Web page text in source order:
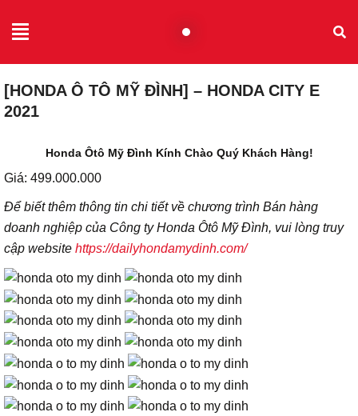
[HONDA Ô TÔ MỸ ĐÌNH] – HONDA CITY E
2021
Honda Ôtô Mỹ Đình Kính Chào Quý Khách Hàng!
Giá: 499.000.000
Để biết thêm thông tin chi tiết về chương trình Bán hàng
doanh nghiệp của Công ty Honda Ôtô Mỹ Đình, vui lòng truy
cập website https://dailyhondamydinh.com/